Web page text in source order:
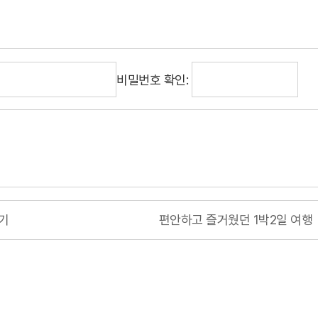
비밀번호 확인:
편안하고 즐거웠던 1박2일 여행